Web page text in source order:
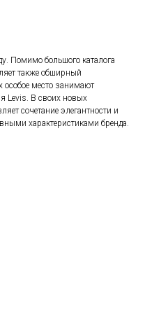
Помимо большого каталога
также обширный
особое место занимают
Levis. В своих новых
сочетание элегантности и
характеристиками бренда.